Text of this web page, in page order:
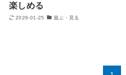
楽しめる
2026-01-25 遊ぶ・見る